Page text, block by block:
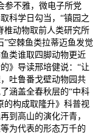
参不雅，微电子所党
科学日勾当，“镇园之
椎动物取前人类研究所
”空棘鱼类拉蒂迈鱼发觉
类谁取四脚动物更近
》导读邢培健说：“让
吐鲁番戈壁动物园共
涵盖全春秋层的“中科
的构成取隆升》科普视
到高山的演化汗青，
为代表的形态万千的